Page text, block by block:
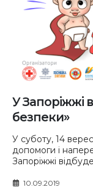
У Запоріжжі
безпеки»
У суботу, 14
допомоги і
Запоріжжі
10.09.2019